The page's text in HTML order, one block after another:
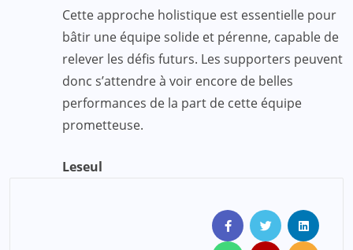
Cette approche holistique est essentielle pour
bâtir une équipe solide et pérenne, capable de
relever les défis futurs. Les supporters peuvent
donc s’attendre à voir encore de belles
performances de la part de cette équipe
prometteuse.
Leseul